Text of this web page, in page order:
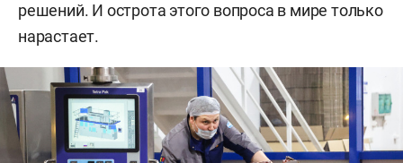
решений. И острота этого вопроса в мире только
нарастает.